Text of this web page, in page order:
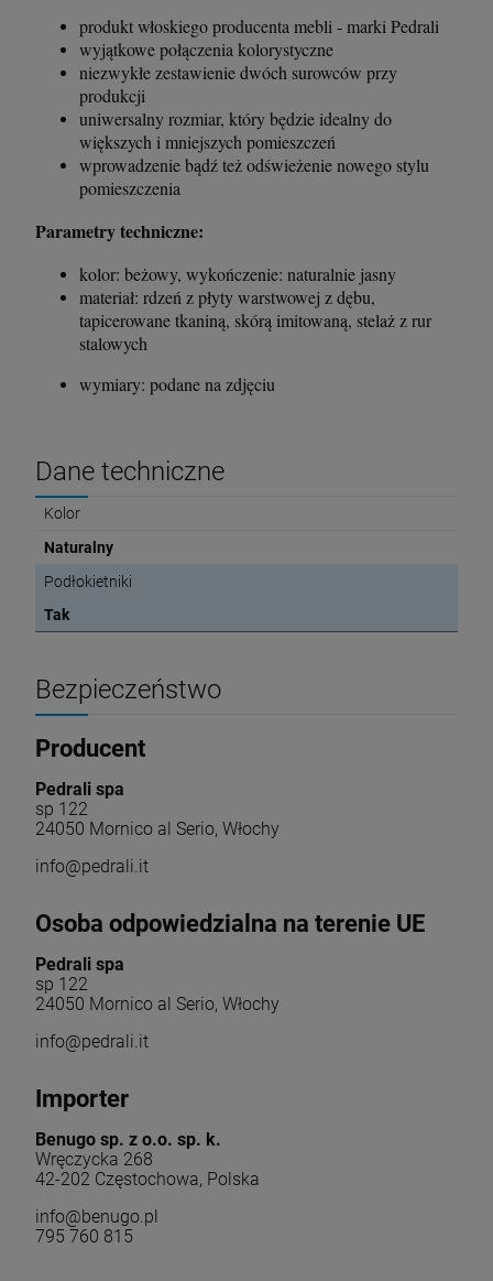
produkt włoskiego producenta mebli - marki Pedrali
wyjątkowe połączenia kolorystyczne
niezwykłe zestawienie dwóch surowców przy
produkcji
uniwersalny rozmiar, który będzie idealny do
większych i mniejszych pomieszczeń
wprowadzenie bądź też odświeżenie nowego stylu
pomieszczenia
Parametry techniczne:
kolor: beżowy, wykończenie: naturalnie jasny
materiał: rdzeń z płyty warstwowej z dębu,
tapicerowane tkaniną, skórą imitowaną, stelaż z rur
stalowych
wymiary: podane na zdjęciu
Dane techniczne
Kolor
Naturalny
Podłokietniki
Tak
Bezpieczeństwo
Producent
Pedrali spa
sp 122
24050 Mornico al Serio, Włochy
info@pedrali.it
Osoba odpowiedzialna na terenie UE
Pedrali spa
sp 122
24050 Mornico al Serio, Włochy
info@pedrali.it
Importer
Benugo sp. z o.o. sp. k.
Wręczycka 268
42-202 Częstochowa, Polska
info@benugo.pl
795 760 815